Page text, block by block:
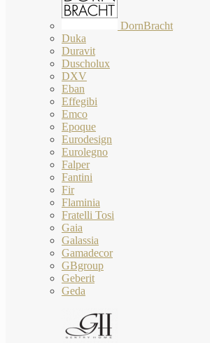
DornBracht
Duka
Duravit
Duscholux
DXV
Eban
Effegibi
Emco
Epoque
Eurodesign
Eurolegno
Falper
Fantini
Fir
Flaminia
Fratelli Tosi
Gaia
Galassia
Gamadecor
GBgroup
Geberit
Geda